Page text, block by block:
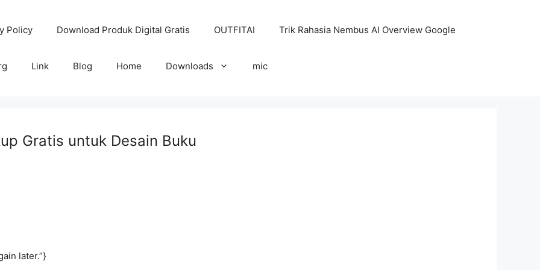
Policy Download Produk Digital Gratis OUTFITAI Trik Rahasia Nembus AI Overview Google
Link Blog Home Downloads mic
Gratis untuk Desain Buku
later.”}